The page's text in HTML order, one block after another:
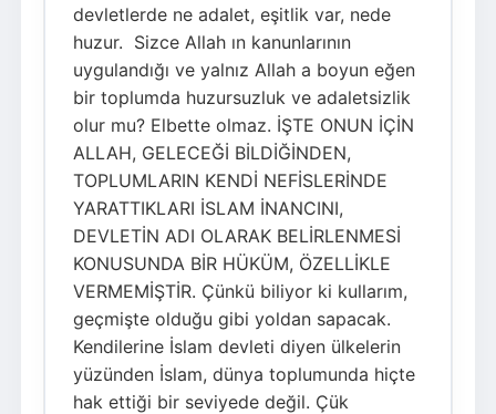
devletlerde ne adalet, eşitlik var, nede
huzur. Sizce Allah ın kanunlarının
uygulandığı ve yalnız Allah a boyun eğen
bir toplumda huzursuzluk ve adaletsizlik
olur mu? Elbette olmaz. İŞTE ONUN İÇİN
ALLAH, GELECEĞİ BİLDİĞİNDEN,
TOPLUMLARIN KENDİ NEFİSLERİNDE
YARATTIKLARI İSLAM İNANCINI,
DEVLETİN ADI OLARAK BELİRLENMESİ
KONUSUNDA BİR HÜKÜM, ÖZELLİKLE
VERMEMİŞTİR. Çünkü biliyor ki kullarım,
geçmişte olduğu gibi yoldan sapacak.
Kendilerine İslam devleti diyen ülkelerin
yüzünden İslam, dünya toplumunda hiçte
hak ettiği bir seviyede değil. Çük